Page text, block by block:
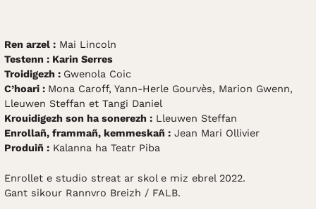
Ren arzel : Mai Lincoln
Testenn : Karin Serres
Troidigezh : Gwenola Coic
C’hoari : Mona Caroff, Yann-Herle Gourvès, Marion Gwenn,
Lleuwen Steffan et Tangi Daniel
Krouidigezh son ha sonerezh : Lleuwen Steffan
Enrollañ, frammañ, kemmeskañ : Jean Mari Ollivier
Produiñ : Kalanna ha Teatr Piba
Enrollet e studio streat ar skol e miz ebrel 2022.
Gant sikour Rannvro Breizh / FALB.